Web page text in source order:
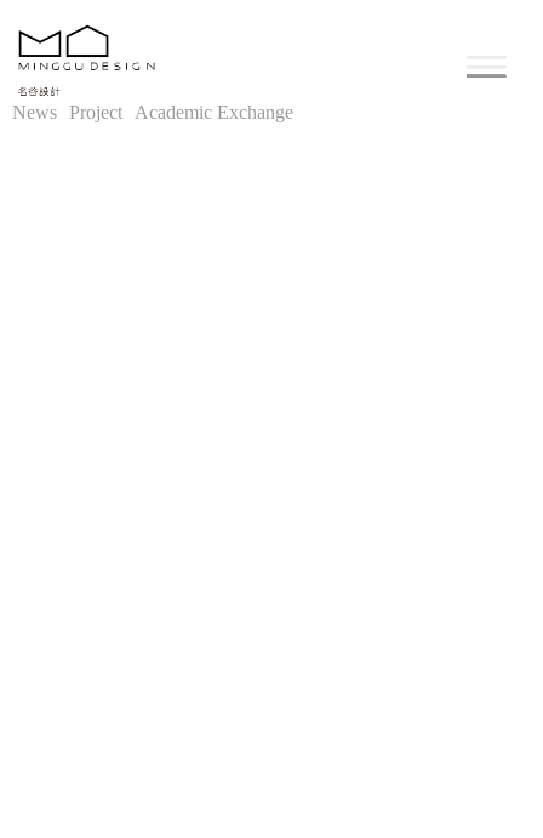
News Project Academic Exchange